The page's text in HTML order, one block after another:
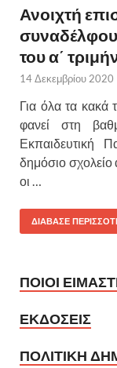
Ανοιχτή
του α΄
14 Δεκεμβρίου 2020
Για όλα τα κακά
φανεί στη
Εκπαιδευτική
δημόσιο σχολείο
οι …
ΔΙΑΒΑΣΕ
ΠΟΙΟΙ
ΕΚΔΟΣΕΙΣ
ΠΟΛΙΤΙΚΗ